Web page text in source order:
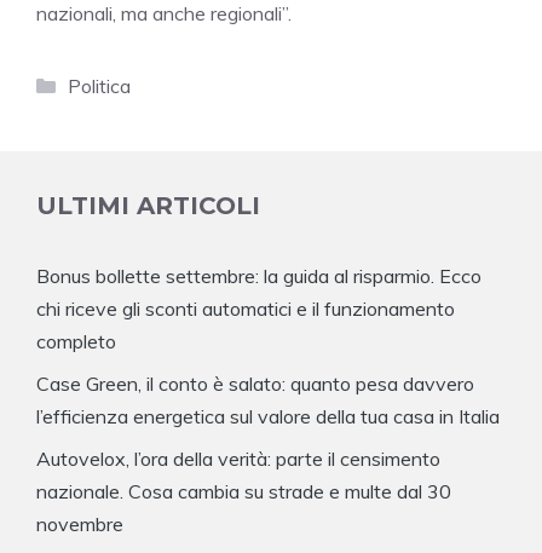
nazionali, ma anche regionali”.
Categorie
Politica
ULTIMI ARTICOLI
Bonus bollette settembre: la guida al risparmio. Ecco
chi riceve gli sconti automatici e il funzionamento
completo
Case Green, il conto è salato: quanto pesa davvero
l’efficienza energetica sul valore della tua casa in Italia
Autovelox, l’ora della verità: parte il censimento
nazionale. Cosa cambia su strade e multe dal 30
novembre